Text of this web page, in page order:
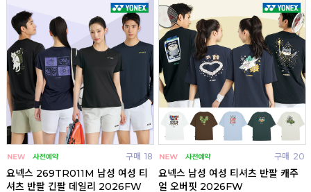
구매 18
요넥스 269TR011M 남성 여성 티
셔츠 반팔 긴팔 데일리 2026FW
구매 20
요넥스 남성 여성 티셔츠 반팔 캐주
얼 오버핏 2026FW